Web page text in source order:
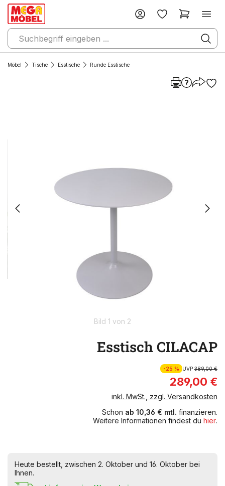
Möbel Tische Esstische Runde Esstische
Bild 1 von 2
Esstisch CILACAP
-25 % UVP389,00 €
289,00 €
inkl. MwSt., zzgl. Versandkosten
Schon ab 10,36 € mtl. finanzieren.
Weitere Informationen findest du hier.
Heute bestellt, zwischen 2. Oktober und 16. Oktober bei
Ihnen.